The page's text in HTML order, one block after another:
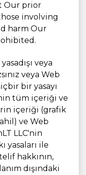
Our prior
involving
harm Our
veya
veya Web
bir yasayı
tüm içeriği ve
içeriği (grafik
ve Web
LLC'nin
yasaları ile
hakkının,
dışındaki